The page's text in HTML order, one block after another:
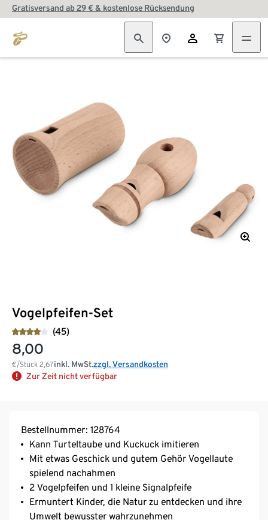
Gratisversand ab 29 € & kostenlose Rücksendung
Vogelpfeifen-Set
(45)
8,00
€/Stück 2,67inkl. MwSt.zzgl. Versandkosten
Zur Zeit nicht verfügbar
Bestellnummer: 128764
Kann Turteltaube und Kuckuck imitieren
Mit etwas Geschick und gutem Gehör Vogellaute
spielend nachahmen
2 Vogelpfeifen und 1 kleine Signalpfeife
Ermuntert Kinder, die Natur zu entdecken und ihre
Umwelt bewusster wahrzunehmen